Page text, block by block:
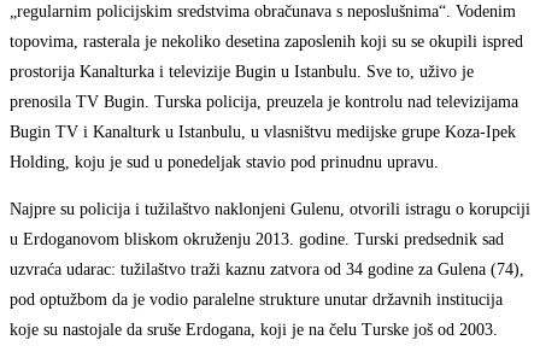
„regularnim policijskim sredstvima obračunava s neposlušnima“. Vodenim
topovima, rasterala je nekoliko desetina zaposlenih koji su se okupili ispred
prostorija Kanalturka i televizije Bugin u Istanbulu. Sve to, uživo je
prenosila TV Bugin. Turska policija, preuzela je kontrolu nad televizijama
Bugin TV i Kanalturk u Istanbulu, u vlasništvu medijske grupe Koza-Ipek
Holding, koju je sud u ponedeljak stavio pod prinudnu upravu.
Najpre su policija i tužilaštvo naklonjeni Gulenu, otvorili istragu o korupciji
u Erdoganovom bliskom okruženju 2013. godine. Turski predsednik sad
uzvraća udarac: tužilaštvo traži kaznu zatvora od 34 godine za Gulena (74),
pod optužbom da je vodio paralelne strukture unutar državnih institucija
koje su nastojale da sruše Erdogana, koji je na čelu Turske još od 2003.